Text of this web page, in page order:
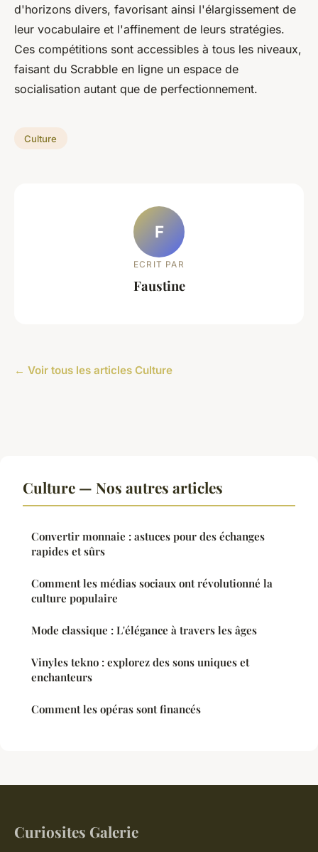
d'horizons divers, favorisant ainsi l'élargissement de
leur vocabulaire et l'affinement de leurs stratégies.
Ces compétitions sont accessibles à tous les niveaux,
faisant du Scrabble en ligne un espace de
socialisation autant que de perfectionnement.
Culture
F
ECRIT PAR
Faustine
← Voir tous les articles Culture
Culture — Nos autres articles
Convertir monnaie : astuces pour des échanges
rapides et sûrs
Comment les médias sociaux ont révolutionné la
culture populaire
Mode classique : L'élégance à travers les âges
Vinyles tekno : explorez des sons uniques et
enchanteurs
Comment les opéras sont financés
Curiosites Galerie